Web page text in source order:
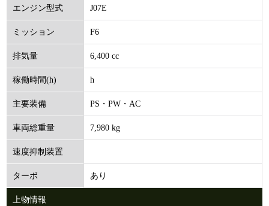
(円)
エンジン型式 J07E
ミッション F6
排気量 6,400 cc
稼働時間(h) h
主要装備 PS・PW・AC
車両総重量 7,980 kg
速度抑制装置
ターボ あり
上物情報